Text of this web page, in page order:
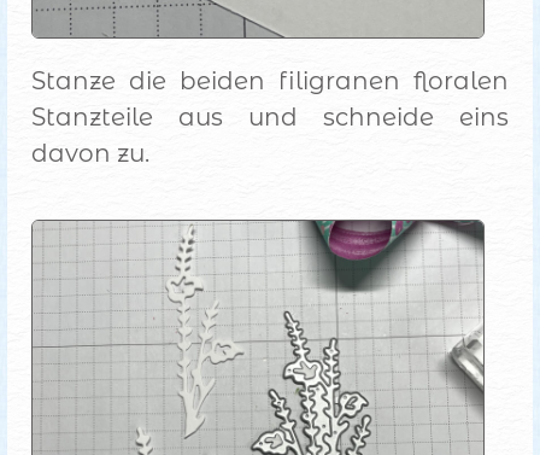
Stanze die beiden filigranen floralen
Stanzteile aus und schneide eins
davon zu.